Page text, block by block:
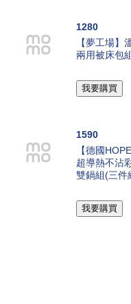
1280
【夢工場】
兩用被床包
1590
【德國
超導熱不沾
雙鍋組(三件